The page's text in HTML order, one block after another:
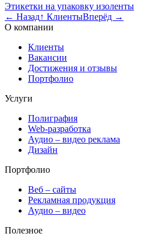
Этикетки на упаковку изоленты
← Назад↑ КлиентыВперёд →
О компании
Клиенты
Вакансии
Достижения и отзывы
Портфолио
Услуги
Полиграфия
Web-разработка
Аудио – видео реклама
Дизайн
Портфолио
Веб – сайты
Рекламная продукция
Аудио – видео
Полезное